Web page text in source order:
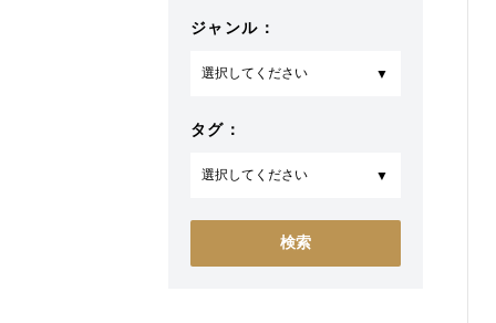
ジャンル：
タグ：